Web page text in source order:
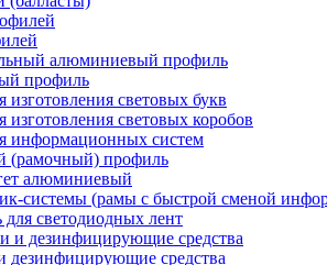
алюминиевый профиль
профиль
изготовления световых букв
изготовления световых коробов
информационных систем
(рамочный) профиль
алюминиевый
системы (рамы с быстрой сменой
светодиодных лент
дезинфицирующие средства